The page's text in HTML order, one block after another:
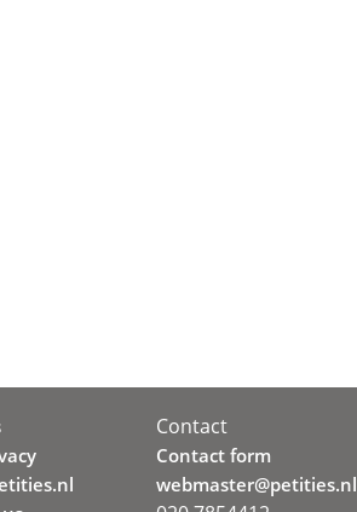
Contact
Contact form
webmaster@petities.nl